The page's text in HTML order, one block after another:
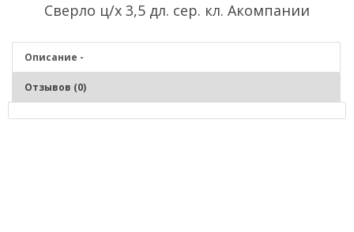
Сверло ц/х 3,5 дл. сер. кл. Акомпании
Описание -
Отзывов (0)